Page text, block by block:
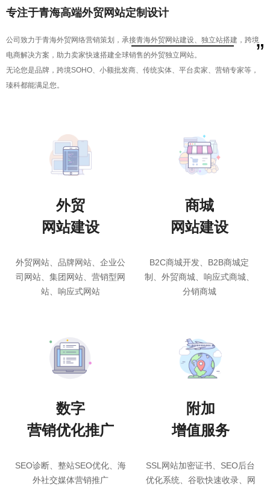
专注于青海高端外贸网站定制设计
公司致力于青海外贸网络营销策划，承接青海外贸网站建设、独立站搭建，跨境
电商解决方案，助力卖家快速搭建全球销售的外贸独立网站。
无论您是品牌，跨境SOHO、小额批发商、传统实体、平台卖家、营销专家等，
瑧科都能满足您。
”
外贸
网站建设
外贸网站、品牌网站、企业公
司网站、集团网站、营销型网
站、响应式网站
商城
网站建设
B2C商城开发、B2B商城定
制、外贸商城、响应式商城、
分销商城
数字
营销优化推广
SEO诊断、整站SEO优化、海
外社交媒体营销推广
附加
增值服务
SSL网站加密证书、SEO后台
优化系统、谷歌快速收录、网